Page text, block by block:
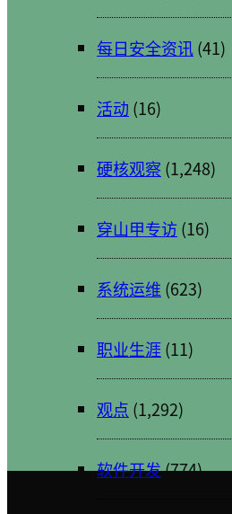
每日安全资讯(41)
活动 (16)
硬核观察 (1,248)
穿山甲专访(16)
系统运维 (623)
职业生涯(11)
观点 (1,292)
软件开发(774)